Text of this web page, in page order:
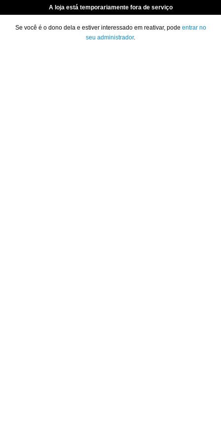
A loja está temporariamente fora de serviço
Se você é o dono dela e estiver interessado em reativar, pode entrar no
seu administrador.